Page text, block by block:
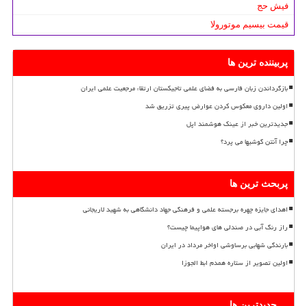
فیش حج
قیمت بیسیم موتورولا
پربیننده ترین ها
بازگرداندن زبان فارسی به فضای علمی تاجیکستان ارتقاء مرجعیت علمی ایران
اولین داروی معکوس کردن عوارض پیری تزریق شد
جدیدترین خبر از عینک هوشمند اپل
چرا آنتن گوشیها می پرد؟
پربحث ترین ها
اهدای جایزه چهره برجسته علمی و فرهنگی جهاد دانشگاهی به شهید لاریجانی
راز رنگ آبی در صندلی های هواپیما چیست؟
بارندگی شهابی برساوشی اواخر مرداد در ایران
اولین تصویر از ستاره همدم ابط الجوزا